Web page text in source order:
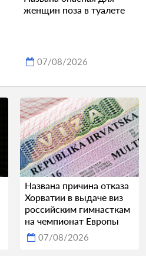
женщин поза в туалете
07/08/2026
Названа причина отказа
Хорватии в выдаче виз
российским гимнасткам
на чемпионат Европы
07/08/2026